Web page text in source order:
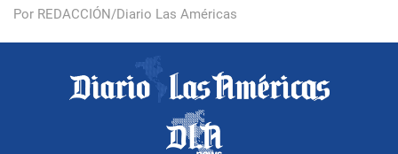
Por REDACCIÓN/Diario Las Américas